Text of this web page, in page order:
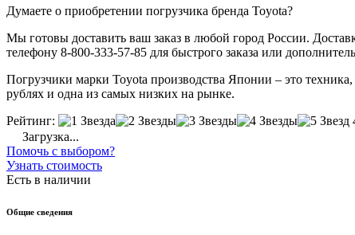
Думаете о приобретении погрузчика бренда Toyota?
Мы готовы доставить ваш заказ в любой город России.
телефону 8-800-333-57-85 для быстрого заказа или
Погрузчики марки Toyota производства Японии – это техника,
рублях и одна из самых низких на рынке.
Рейтинг:
Загрузка...
Помочь с выбором?
Узнать стоимость
Есть в наличии
Общие сведения